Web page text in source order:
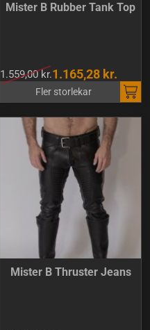
Mister B Rubber Tank Top
1.559,00 kr.1.165,28 kr.
Fler storlekar
Mister B Thruster Jeans